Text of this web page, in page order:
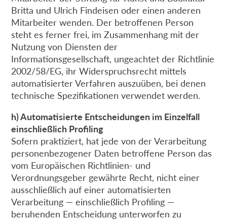
Britta und Ulrich Findeisen oder einen anderen
Mitarbeiter wenden. Der betroffenen Person
steht es ferner frei, im Zusammenhang mit der
Nutzung von Diensten der
Informationsgesellschaft, ungeachtet der Richtlinie
2002/58/EG, ihr Widerspruchsrecht mittels
automatisierter Verfahren auszuüben, bei denen
technische Spezifikationen verwendet werden.
h) Automatisierte Entscheidungen im Einzelfall
einschließlich Profiling
Sofern praktiziert, hat jede von der Verarbeitung
personenbezogener Daten betroffene Person das
vom Europäischen Richtlinien- und
Verordnungsgeber gewährte Recht, nicht einer
ausschließlich auf einer automatisierten
Verarbeitung — einschließlich Profiling —
beruhenden Entscheidung unterworfen zu